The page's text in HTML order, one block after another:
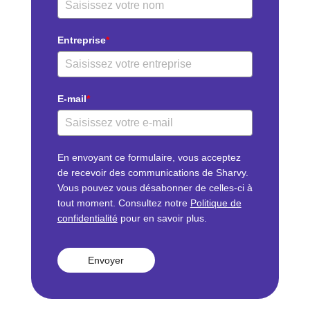
Entreprise*
E-mail*
En envoyant ce formulaire, vous acceptez
de recevoir des communications de Sharvy.
Vous pouvez vous désabonner de celles-ci à
tout moment. Consultez notre Politique de
confidentialitépour en savoir plus.
Envoyer